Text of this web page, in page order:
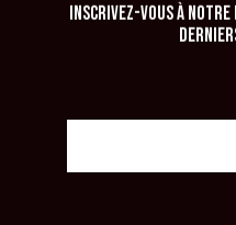
Inscrivez-vous à